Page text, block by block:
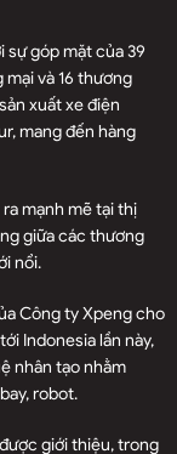
sự góp mặt của 39
và 16 thương
xuất xe điện
mang đến hàng
mạnh mẽ tại thị
giữa các thương
nổi.
Công ty Xpeng cho
Indonesia lần này,
nhân tạo nhằm
robot.
giới thiệu, trong